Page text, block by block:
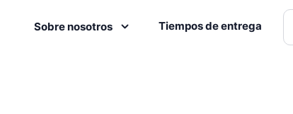
Sobre nosotros Tiempos de entrega